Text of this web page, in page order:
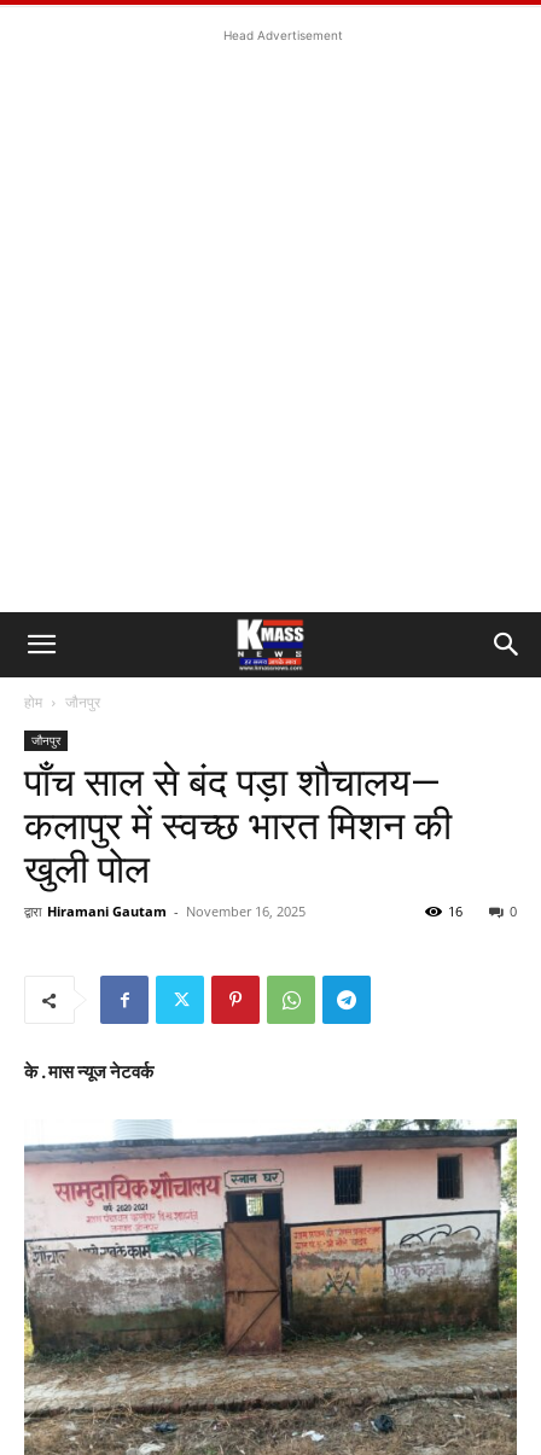
Head Advertisement
होम जौनपुर
जौनपुर
पाँच साल से बंद पड़ा शौचालय—
कलापुर में स्वच्छ भारत मिशन की
खुली पोल
द्वारा Hiramani Gautam - November 16, 2025 0
16
के . मास न्यूज नेटवर्क